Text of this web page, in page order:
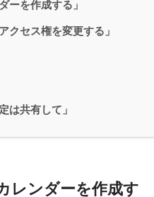
ーを作成する」
クセス権を変更する」
は共有して」
レンダーを作成す